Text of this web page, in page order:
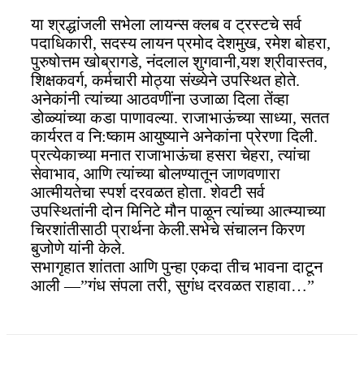
या श्रद्धांजली सभेला लायन्स क्लब व ट्रस्टचे सर्व
पदाधिकारी, सदस्य लायन प्रमोद देशमुख, रमेश बोहरा,
पुरुषोत्तम खोब्रागडे, नंदलाल शुगवानी,यश श्रीवास्तव,
शिक्षकवर्ग, कर्मचारी मोठ्या संख्येने उपस्थित होते.
अनेकांनी त्यांच्या आठवणींना उजाळा दिला तेंव्हा
डोळ्यांच्या कडा पाणावल्या. राजाभाऊंच्या साध्या, सतत
कार्यरत व नि:ष्काम आयुष्याने अनेकांना प्रेरणा दिली.
प्रत्येकाच्या मनात राजाभाऊंचा हसरा चेहरा, त्यांचा
सेवाभाव, आणि त्यांच्या बोलण्यातून जाणवणारा
आत्मीयतेचा स्पर्श दरवळत होता. शेवटी सर्व
उपस्थितांनी दोन मिनिटे मौन पाळून त्यांच्या आत्म्याच्या
चिरशांतीसाठी प्रार्थना केली.सभेचे संचालन किरण
बुजोणे यांनी केले.
सभागृहात शांतता आणि पुन्हा एकदा तीच भावना दाटून
आली —”गंध संपला तरी, सुगंध दरवळत राहावा…”